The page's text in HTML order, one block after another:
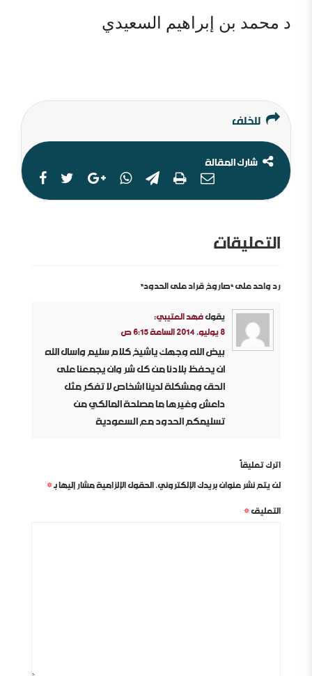
د محمد بن إبراهيم السعيدي
للخلف
شارك المقالة
التعليقات
رد واحد على “صاروخ قراد على الحدود”
يقولفهد العتيبي:
8 يوليو، 2014 الساعة 6:15 ص
بيض الله وجهك ياشيخ كلام سليم واسال الله
ان يحفظ بلادنا من كل شر وان يجمعنا على
الحق ومشكلة لدينا اشخاص لا تفكر مثل
داعش وغيرها ما مصلحة المالكي من
تسليمكم الحدود مع السعودية
اترك تعليقاً
لن يتم نشر عنوان بريدك الإلكتروني.الحقول الإلزامية مشار إليها بـ*
التعليق*